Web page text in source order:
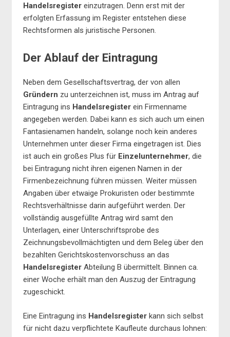
Handelsregister einzutragen. Denn erst mit der
erfolgten Erfassung im Register entstehen diese
Rechtsformen als juristische Personen.
Der Ablauf der Eintragung
Neben dem Gesellschaftsvertrag, der von allen
Gründern zu unterzeichnen ist, muss im Antrag auf
Eintragung ins Handelsregister ein Firmenname
angegeben werden. Dabei kann es sich auch um einen
Fantasienamen handeln, solange noch kein anderes
Unternehmen unter dieser Firma eingetragen ist. Dies
ist auch ein großes Plus für Einzelunternehmer, die
bei Eintragung nicht ihren eigenen Namen in der
Firmenbezeichnung führen müssen. Weiter müssen
Angaben über etwaige Prokuristen oder bestimmte
Rechtsverhältnisse darin aufgeführt werden. Der
vollständig ausgefüllte Antrag wird samt den
Unterlagen, einer Unterschriftsprobe des
Zeichnungsbevollmächtigten und dem Beleg über den
bezahlten Gerichtskostenvorschuss an das
Handelsregister Abteilung B übermittelt. Binnen ca.
einer Woche erhält man den Auszug der Eintragung
zugeschickt.
Eine Eintragung ins Handelsregister kann sich selbst
für nicht dazu verpflichtete Kaufleute durchaus lohnen: